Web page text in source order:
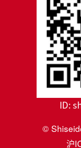
ID:
©
沪